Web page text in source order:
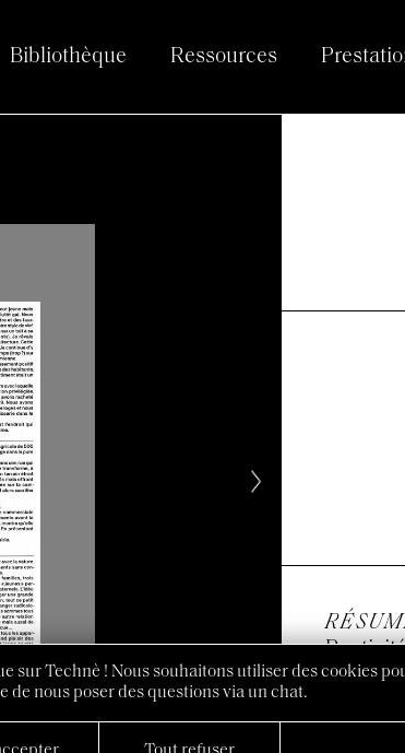
Bibliothèque Ressources
d'une
sur Technè ! Nous souhaitons utiliser des cookies
de nous poser des questions via un chat.